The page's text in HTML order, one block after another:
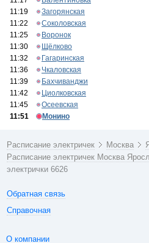
11:19
Загорянская
11:22
Соколовская
11:25
Воронок
11:30
Щёлково
11:32
Гагаринская
11:36
Чкаловская
11:39
Бахчиванджи
11:42
Циолковская
11:45
Осеевская
11:51
Монино
Расписание электричек Москва
Расписание электричек Москва
электрички 6626
Обратная связь
Справочная
О компании